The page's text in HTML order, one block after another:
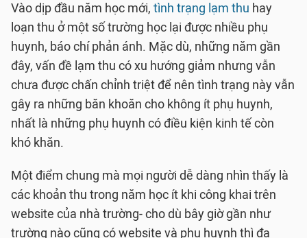
Vào dịp đầu năm học mới, tình trạng lạm thu hay
loạn thu ở một số trường học lại được nhiều phụ
huynh, báo chí phản ánh. Mặc dù, những năm gần
đây, vấn đề lạm thu có xu hướng giảm nhưng vẫn
chưa được chấn chỉnh triệt để nên tình trạng này vẫn
gây ra những băn khoăn cho không ít phụ huynh,
nhất là những phụ huynh có điều kiện kinh tế còn
khó khăn.
Một điểm chung mà mọi người dễ dàng nhìn thấy là
các khoản thu trong năm học ít khi công khai trên
website của nhà trường- cho dù bây giờ gần như
trường nào cũng có website và phụ huynh thì đa